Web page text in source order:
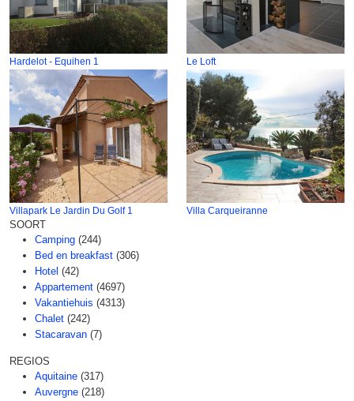
Hardelot - Equihen 1 Le Loft
Villapark Le Jardin Du Golf 1 Villa Carqueiranne
SOORT
Camping (244)
Bed en breakfast (306)
Hotel (42)
Appartement (4697)
Vakantiehuis (4313)
Chalet (242)
Stacaravan (7)
REGIOS
Aquitaine (317)
Auvergne (218)